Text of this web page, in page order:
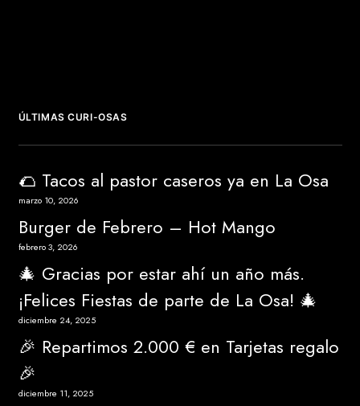
ÚLTIMAS CURI-OSAS
🌮 Tacos al pastor caseros ya en La Osa
marzo 10, 2026
Burger de Febrero – Hot Mango
febrero 3, 2026
🎄 Gracias por estar ahí un año más.
¡Felices Fiestas de parte de La Osa! 🎄
diciembre 24, 2025
🎉 Repartimos 2.000 € en Tarjetas regalo
🎉
diciembre 11, 2025